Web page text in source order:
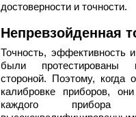
достоверности и точности.
Непревзойденная
Точность, эффективность
были протестированы
стороной. Поэтому, когда
калибровке приборов,
каждого прибора